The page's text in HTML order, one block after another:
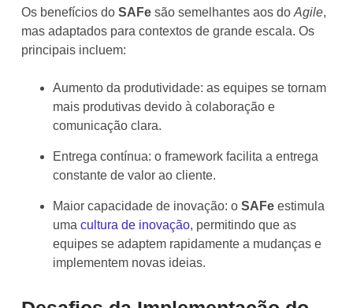
Os benefícios do SAFe são semelhantes aos do Agile,
mas adaptados para contextos de grande escala. Os
principais incluem:
Aumento da produtividade: as equipes se tornam
mais produtivas devido à colaboração e
comunicação clara.
Entrega contínua: o framework facilita a entrega
constante de valor ao cliente.
Maior capacidade de inovação: o SAFe estimula
uma cultura de inovação, permitindo que as
equipes se adaptem rapidamente a mudanças e
implementem novas ideias.